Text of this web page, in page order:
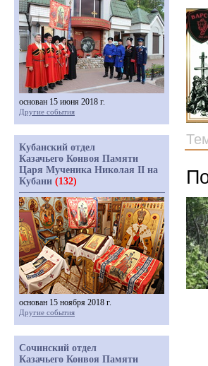
основан 15 июня 2018 г.
Другие события
Кубанский отдел
Казачьего Конвоя Памяти
Царя Мученика Николая II на
Кубани (132)
основан 15 ноября 2018 г.
Другие события
Сочинский отдел
Казачьего Конвоя Памяти